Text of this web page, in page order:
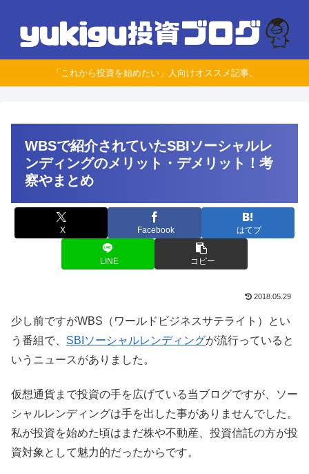
「これから投資を始めたい」人向けオススメ記事。
WBSで紹介されていたSBIソーシャルレ
ンディングのメリット・デメリット！考
察やまとめ
X Facebook はてブ
LINE コピー
2018.05.29
少し前ですがWBS（ワールドビジネスサテライト）とい
う番組で、 SBIソーシャルレンディングが流行っていると
いうニュースがありました。
仮想通貨まで投資の手を広げている当ブログですが、ソー
シャルレンディングは手を出した事がありませんでした。
私が投資を始めた頃はまだ株や不動産、投資信託の方が投
資対象として魅力的だったからです。